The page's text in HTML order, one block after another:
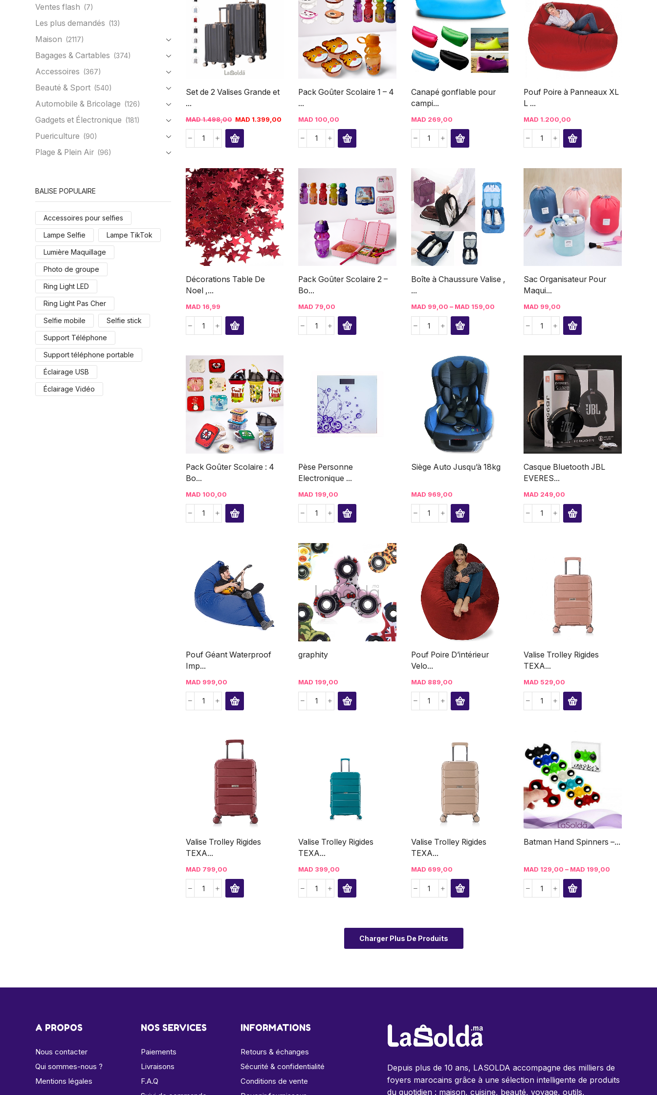
Set de 2 Valises Grande et
...
MAD1.498,00 MAD 1.399,00
Pack Goûter Scolaire 1 – 4
...
MAD 100,00
Canapé gonflable pour
campi...
MAD 269,00
Pouf Poire à Panneaux XL
L ...
MAD 1.200,00
Décorations Table De
Noel ,...
MAD 16,99
Pack Goûter Scolaire 2 –
Bo...
MAD 79,00
Boîte à Chaussure Valise ,
...
MAD 99,00 – MAD 159,00
Sac Organisateur Pour
Maqui...
MAD 99,00
Pack Goûter Scolaire : 4
Bo...
MAD 100,00
Pèse Personne
Electronique ...
MAD 199,00
Siège Auto Jusqu’à 18kg
MAD 969,00
Casque Bluetooth JBL
EVERES...
MAD 249,00
Pouf Géant Waterproof
Imp...
MAD 999,00
graphity
MAD 199,00
Pouf Poire D’intérieur
Velo...
MAD 889,00
Valise Trolley Rigides
TEXA...
MAD 529,00
Valise Trolley Rigides
TEXA...
MAD 799,00
Valise Trolley Rigides
TEXA...
MAD 399,00
Valise Trolley Rigides
TEXA...
MAD 699,00
Batman Hand Spinners –...
MAD 129,00 – MAD 199,00
Charger Plus De Produits
Ventes flash (7)
Les plus demandés (13)
Maison (2117)
Bagages & Cartables (374)
Accessoires (367)
Beauté & Sport (540)
Automobile & Bricolage (126)
Gadgets et Électronique (181)
Puericulture (90)
Plage & Plein Air (96)
BALISE POPULAIRE
Accessoires pour selfies
Lampe Selfie Lampe TikTok
Lumière Maquillage
Photo de groupe
Ring Light LED
Ring Light Pas Cher
Selfie mobile Selfie stick
Support Téléphone
Support téléphone portable
Éclairage USB
Éclairage Vidéo
A PROPOS
Nous contacter
Qui sommes-nous ?
Mentions légales
NOS SERVICES
Paiements
Livraisons
F.A.Q
INFORMATIONS
Retours & échanges
Sécurité & confidentialité
Conditions de vente
Depuis plus de 10 ans, LASOLDA accompagne des milliers de
foyers marocains grâce à une sélection intelligente de produits
du quotidien : maison, cuisine, beauté, voyage, outils,